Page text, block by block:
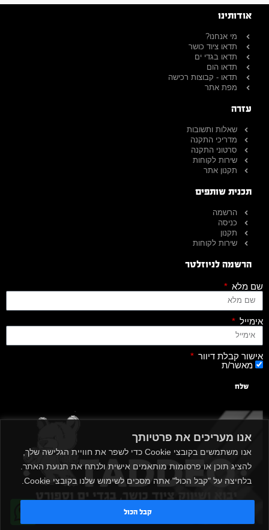
אנו מעריכים את פרטיותך
אנו משתמשים בקובצי Cookie כדי לשפר את חוויית הגלישה שלך,
להציג תוכן או פרסומות מותאמים אישית ולנתח את תנועת האתר.
בלחיצה על "קבל הכול" אתה מסכים לשימוש שלנו בקובצי Cookie.
קבל הכול
אודותינו
מי אנחנו?
תדאו ציוד כושר
תדאו בגדי ים
תדאו הום
תדאו - קבוצות רכישה
מפת אתר
עזרה
שאלות ותשובות
מדריכי התקנה
סרטוני התקנה
שירות לקוחות
תקנון אתר
תכנית שותפים
הרשמה
כניסה
תקנון
שירות לקוחות
הרשמה לניוזלטר
שם מלא
אימייל
אישור קבלת דיוור
מאשר/ת
שלח